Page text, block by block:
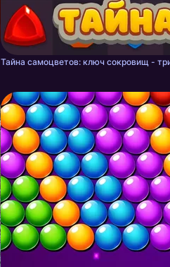
Тайна самоцветов: ключ сокровищ -